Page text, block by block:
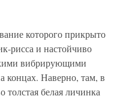
которого прикрыто
рисса и настойчиво
вибрирующими
концах. Наверно, там, в
толстая белая личинка